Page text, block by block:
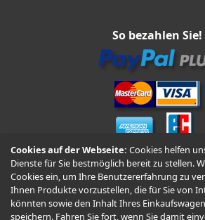
Cookies auf der Webseite:Cookies helfen
Dienste für Sie bestmöglich bereit zu stellen.
Cookies ein, um Ihre Benutzererfahrung zu
Ihnen Produkte vorzustellen, die für Sie von
könnten sowie den Inhalt Ihres
speichern. Fahren Sie fort, wenn Sie damit
So bezahlen Sie!
Vorkasse und